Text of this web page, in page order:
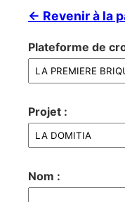
← Revenir à la
Plateforme de
Projet :
Nom :